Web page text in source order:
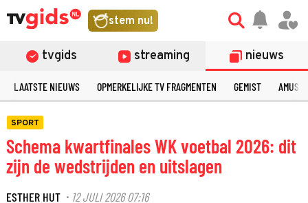
stem nu!
tvgids streaming nieuws
LAATSTE NIEUWS OPMERKELIJKE TV FRAGMENTEN GEMIST
SPORT
Schema kwartfinales WK voetbal 2026: dit
zijn de wedstrijden en uitslagen
ESTHER HUT · 12 JULI 2026 07:16